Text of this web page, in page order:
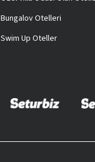
Bungalov Otelleri
Swim Up Oteller